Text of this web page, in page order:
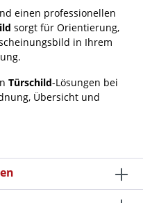
einen professionellen
sorgt für Orientierung,
in Ihrem
Türschild-Lösungen bei
Übersicht und